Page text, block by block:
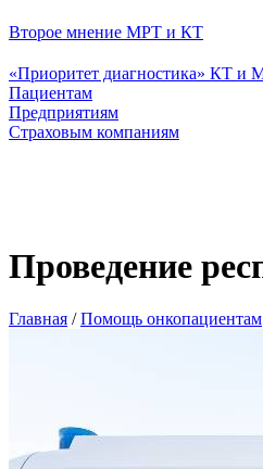
Второе мнение МРТ и КТ
«Приоритет диагностика» КТ и
Пациентам
Предприятиям
Страховым компаниям
Проведение
Главная /Помощь онкопациентам